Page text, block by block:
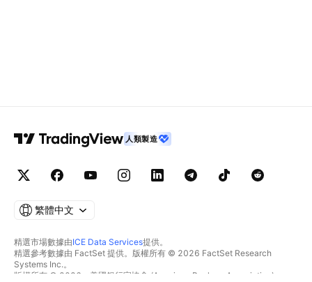
人類製造
繁體中文
精選市場數據由ICE Data Services提供。
精選參考數據由 FactSet 提供。版權所有 © 2026 FactSet Research
Systems Inc.。
版權所有 © 2026，美國銀行家協會 (American Bankers Association)。